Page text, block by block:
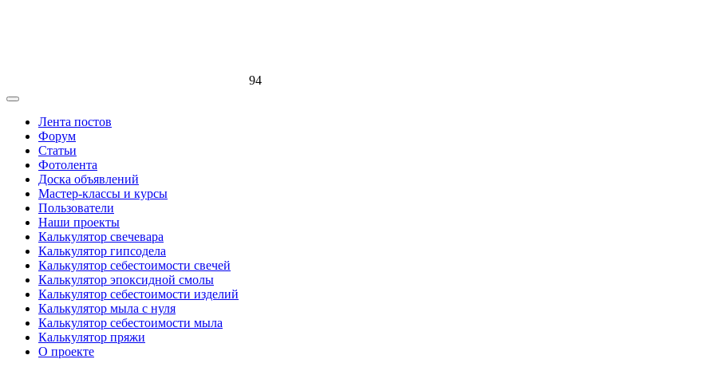
94
Лента постов
Форум
Статьи
Фотолента
Доска объявлений
Мастер-классы и курсы
Пользователи
Наши проекты
Калькулятор свечевара
Калькулятор гипсодела
Калькулятор себестоимости свечей
Калькулятор эпоксидной смолы
Калькулятор себестоимости изделий
Калькулятор мыла с нуля
Калькулятор себестоимости мыла
Калькулятор пряжи
О проекте